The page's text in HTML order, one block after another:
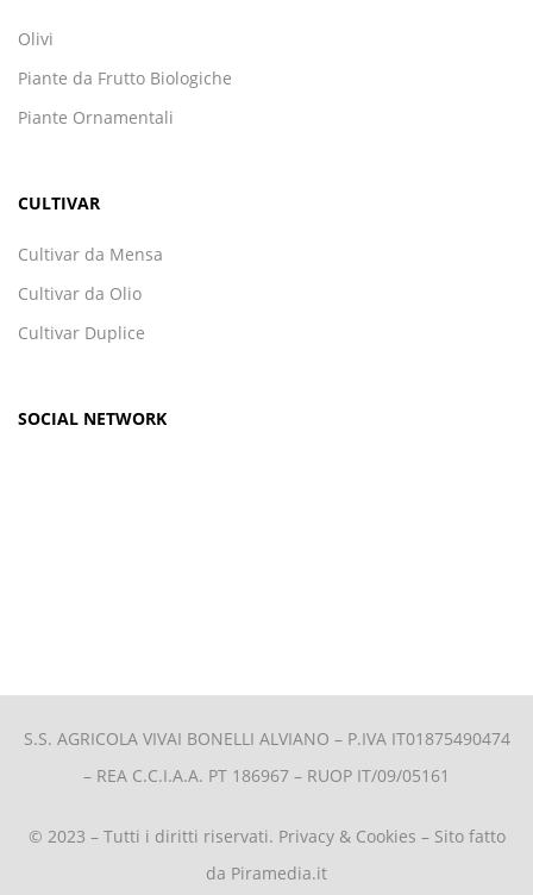
Olivi
Piante da Frutto Biologiche
Piante Ornamentali
CULTIVAR
Cultivar da Mensa
Cultivar da Olio
Cultivar Duplice
SOCIAL NETWORK
S.S. AGRICOLA VIVAI BONELLI ALVIANO – P.IVA IT01875490474
– REA C.C.I.A.A. PT 186967 – RUOP IT/09/05161
© 2023 – Tutti i diritti riservati. Privacy & Cookies – Sito fatto
da Piramedia.it